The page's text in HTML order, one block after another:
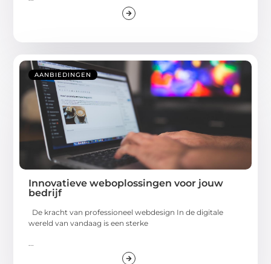
AANBIEDINGEN
Innovatieve weboplossingen voor jouw
bedrijf
De kracht van professioneel webdesign In de digitale
wereld van vandaag is een sterke